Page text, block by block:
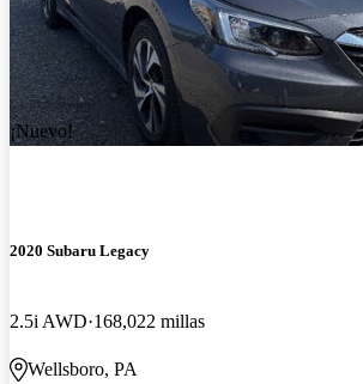
¡Nuevo!
2020 Subaru Legacy
2.5i AWD 168,022 millas
Wellsboro, PA